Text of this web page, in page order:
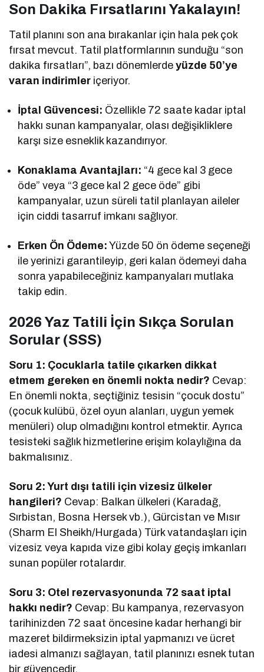
Son Dakika Fırsatlarını Yakalayın!
Tatil planını son ana bırakanlar için hala pek çok
fırsat mevcut. Tatil platformlarının sunduğu “son
dakika fırsatları”, bazı dönemlerdeyüzde 50’ye
varan indirimler içeriyor.
İptal Güvencesi: Özellikle 72 saate kadar iptal
hakkı sunan kampanyalar, olası değişikliklere
karşı size esneklik kazandırıyor.
Konaklama Avantajları: “4 gece kal 3 gece
öde” veya “3 gece kal 2 gece öde” gibi
kampanyalar, uzun süreli tatil planlayan aileler
için ciddi tasarruf imkanı sağlıyor.
Erken Ön Ödeme: Yüzde 50 ön ödeme seçeneği
ile yerinizi garantileyip, geri kalan ödemeyi daha
sonra yapabileceğiniz kampanyaları mutlaka
takip edin.
2026 Yaz Tatili İçin Sıkça Sorulan
Sorular (SSS)
Soru 1: Çocuklarla tatile çıkarken dikkat
etmem gereken en önemli nokta nedir? Cevap:
En önemli nokta, seçtiğiniz tesisin “çocuk dostu”
(çocuk kulübü, özel oyun alanları, uygun yemek
menüleri) olup olmadığını kontrol etmektir. Ayrıca
tesisteki sağlık hizmetlerine erişim kolaylığına da
bakmalısınız.
Soru 2: Yurt dışı tatili için vizesiz ülkeler
hangileri? Cevap: Balkan ülkeleri (Karadağ,
Sırbistan, Bosna Hersek vb.), Gürcistan ve Mısır
(Sharm El Sheikh/Hurgada) Türk vatandaşları için
vizesiz veya kapıda vize gibi kolay geçiş imkanları
sunan popüler rotalardır.
Soru 3: Otel rezervasyonunda 72 saat iptal
hakkı nedir? Cevap: Bu kampanya, rezervasyon
tarihinizden 72 saat öncesine kadar herhangi bir
mazeret bildirmeksizin iptal yapmanızı ve ücret
iadesi almanızı sağlayan, tatil planınızı esnek tutan
bir güvencedir.